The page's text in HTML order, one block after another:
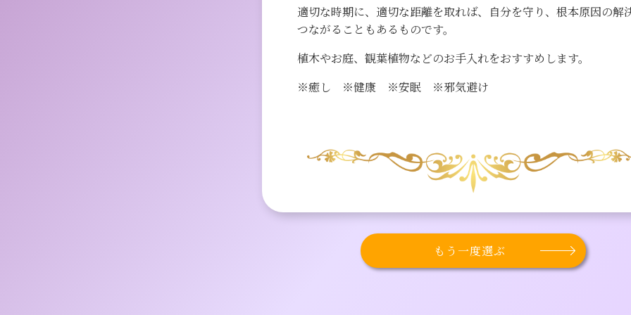
適切な時期に、適切な距離を取れば、自分を守り、根本原因の解
つながることもあるものです。
植木やお庭、観葉植物などのお手入れをおすすめします。
※癒し ※健康 ※安眠 ※邪気避け
もう一度選ぶ